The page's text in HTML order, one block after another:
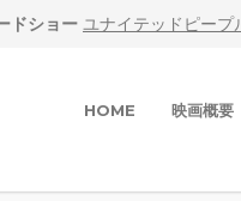
ドショー ユナイテッドピープ
HOME 映画概要